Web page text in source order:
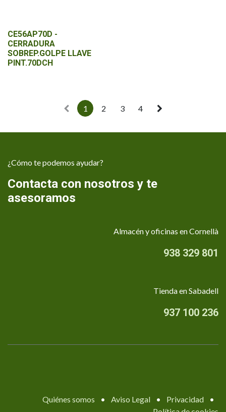
CE56AP70D -
CERRADURA
SOBREP.GOLPE LLAVE
PINT.70DCH
1 2 3 4
¿Cómo te podemos ayudar?
Contacta con nosotros y te
asesoramos
Almacén y oficinas en Cornellà
938 329 801
Tienda en Sabadell
937 100 236
Quiénes somos • Aviso Legal • Privacidad
•